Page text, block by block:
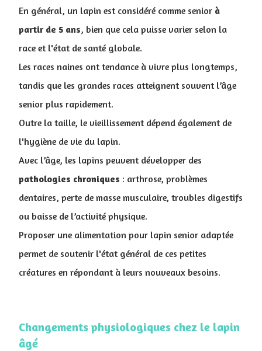
En général, un lapin est considéré comme senior à
partir de 5 ans, bien que cela puisse varier selon la
race et l'état de santé globale.
Les races naines ont tendance à vivre plus longtemps,
tandis que les grandes races atteignent souvent l’âge
senior plus rapidement.
Outre la taille, le vieillissement dépend également de
l'hygiène de vie du lapin.
Avec l’âge, les lapins peuvent développer des
pathologies chroniques : arthrose, problèmes
dentaires, perte de masse musculaire, troubles digestifs
ou baisse de l’activité physique.
Proposer une alimentation pour lapin senior adaptée
permet de soutenir l'état général de ces petites
créatures en répondant à leurs nouveaux besoins.
Changements physiologiques chez le lapin
âgé